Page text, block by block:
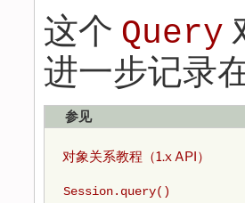
这个 Query
进一步记录
参见
对象关系教程（1.x API）
Session.query()